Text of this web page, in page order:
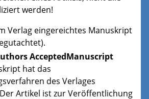
werden!
Verlag eingereichtes Manuskript
AcceptedManuscript
hat das
des Verlages
Artikel ist zur Veröffentlichung